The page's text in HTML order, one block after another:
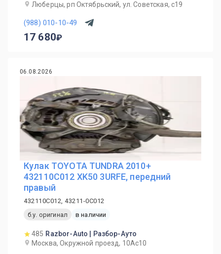
Люберцы, рп Октябрьский, ул. Советская, с19
(988) 010-10-49
17 680
06.08.2026
Кулак TOYOTA TUNDRA 2010+
432110C012 XK50 3URFE, передний
правый
432110C012, 43211-0C012
б.у. оригинал
в наличии
485 Razbor-Auto | Разбор-Ауто
Москва, Окружной проезд, 10Ас10